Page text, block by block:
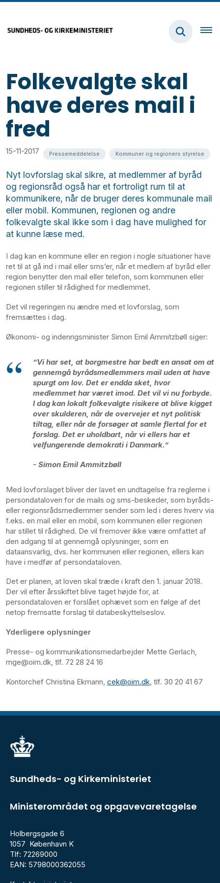
Folkevalgte skal
have deres mail i
fred
15-11-2017 Pressemeddelelse Kommuner og regioners styrelse
Nyt lovforslag skal sikre, at medlemmer af byråd
og regionsråd også har et fortroligt rum til at
kommunikere, når de bruger deres kommunale mail
eller mobil. Kommunen, regionen og andre
folkevalgte skal ikke som i dag have mulighed for
at kunne læse med.
I dag kan en kommune eller en region i nogle situationer have
ret til at gå ind i mail eller sms’er, når et medlem af byråd eller
region benytter den mail eller telefon, som kommunen eller
regionen stiller til rådighed for medlemmet.
Det vil regeringen nu ændre med et lovforslag, som
fremsættes i dag.
Økonomi- og indenrigsminister Simon Emil Ammitzbøll siger:
”Vi har set, at borgmestre har bedt en ansat om at
gennemgå byrådsmedlemmers mail uden at have
spurgt om lov. Det er endda sket, hvor
medlemmet har været imod. Det vil vi nu forbyde.
I dag kan lokalt folkevalgte risikere at blive kigget
over skulderen, når de overvejer et nyt politisk
tiltag, eller når de forsøger at samle flertal for et
forslag. Det er uholdbart, når vi ellers har et
velfungerende demokrati i Danmark.”
- Simon Emil Ammitzbøll
Med lovforslaget bliver der lavet en undtagelse fra reglerne i
persondataloven for de mails og sms-beskeder, som byråds-
eller regionsrådsmedlemmer sender som led i deres hverv via
f.eks. en mail eller en mobil, som kommunen eller regionen
har stillet til rådighed. De vil fremover ikke være omfattet af
den adgang til at gennemgå oplysninger, som en
dataansvarlig, dvs. her kommunen eller regionen, ellers kan
have i medfør af persondataloven.
Det er planen, at loven skal træde i kraft den 1. januar 2018.
Der vil efter årsskiftet blive taget højde for, at
persondataloven er forslået ophævet som en følge af det
netop fremsatte forslag til databeskyttelseslov.
Yderligere oplysninger
Presse- og kommunikationsmedarbejder Mette Gerlach,
mge@oim.dk, tlf. 72 28 24 16
Kontorchef Christina Ekmann, cek@oim.dk , tlf. 30 20 41 67
Sundheds- og Kirkeministeriet
Ministerområdet og opgavevaretagelse
Holbergsgade 6
1057 København K
Tlf: 72269000
EAN: 5798000362055